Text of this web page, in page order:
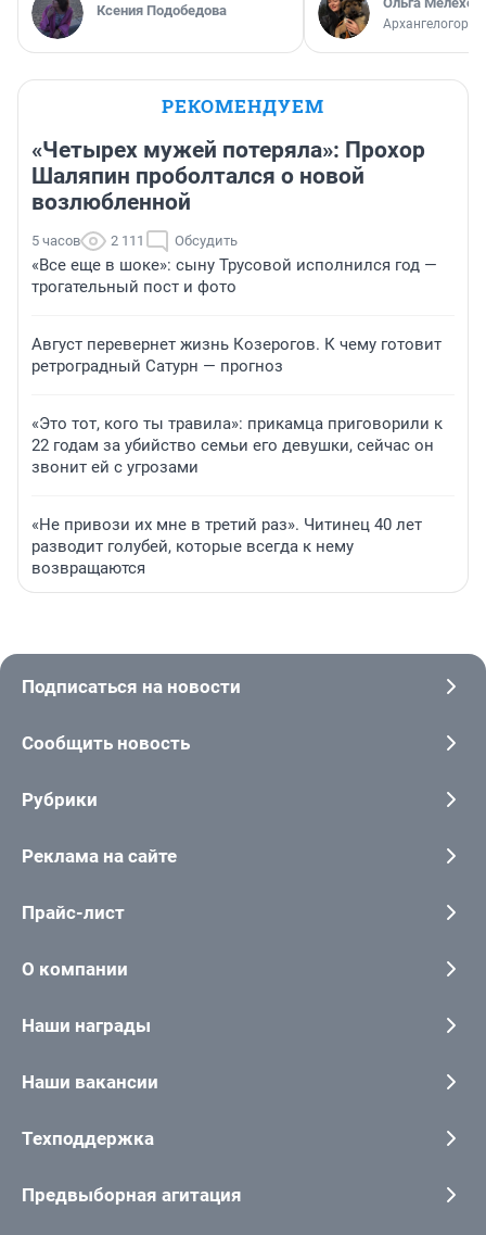
Ксения Подобедова
РЕКОМЕНДУЕМ
«Четырех мужей потеряла»: Прохор
Шаляпин проболтался о новой
возлюбленной
5 часов 2 111 Обсудить
«Все еще в шоке»: сыну Трусовой исполнился год —
трогательный пост и фото
Август перевернет жизнь Козерогов. К чему готовит
ретроградный Сатурн — прогноз
«Это тот, кого ты травила»: прикамца приговорили к
22 годам за убийство семьи его девушки, сейчас он
звонит ей с угрозами
«Не привози их мне в третий раз». Читинец 40 лет
разводит голубей, которые всегда к нему
возвращаются
Подписаться на новости
Сообщить новость
Рубрики
Реклама на сайте
Прайс-лист
О компании
Наши награды
Наши вакансии
Техподдержка
Предвыборная агитация